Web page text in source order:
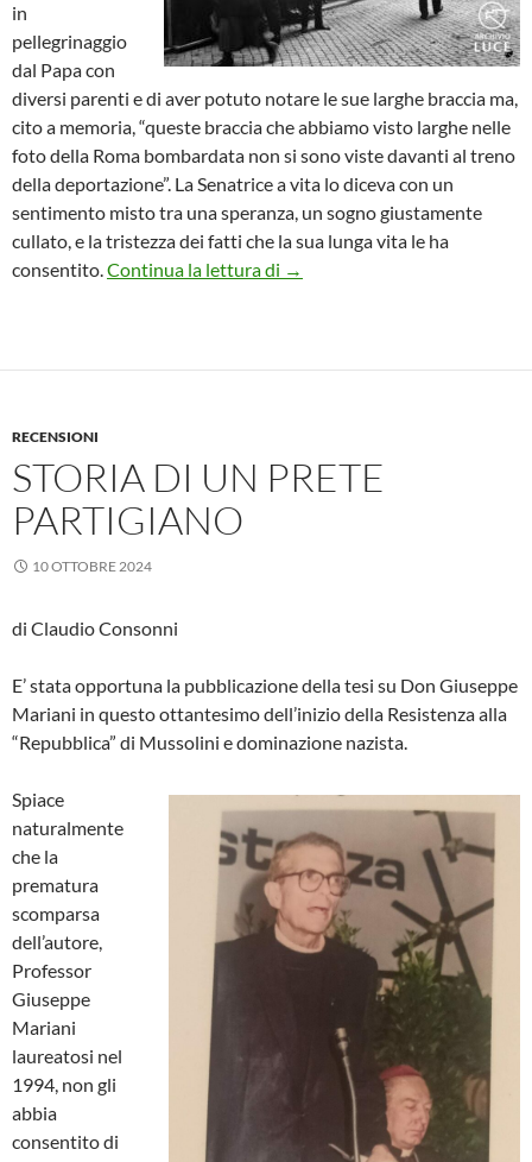
in
pellegrinaggio
dal Papa con
diversi parenti e di aver potuto notare le sue larghe braccia ma,
cito a memoria, “queste braccia che abbiamo visto larghe nelle
foto della Roma bombardata non si sono viste davanti al treno
della deportazione”. La Senatrice a vita lo diceva con un
sentimento misto tra una speranza, un sogno giustamente
cullato, e la tristezza dei fatti che la sua lunga vita le ha
consentito.Continua la lettura di La memoria e l’inciampo
→
RECENSIONI
STORIA DI UN PRETE
PARTIGIANO
10 OTTOBRE 2024
di Claudio Consonni
E’ stata opportuna la pubblicazione della tesi su Don Giuseppe
Mariani in questo ottantesimo dell’inizio della Resistenza alla
“Repubblica” di Mussolini e dominazione nazista.
Spiace
naturalmente
che la
prematura
scomparsa
dell’autore,
Professor
Giuseppe
Mariani
laureatosi nel
1994, non gli
abbia
consentito di